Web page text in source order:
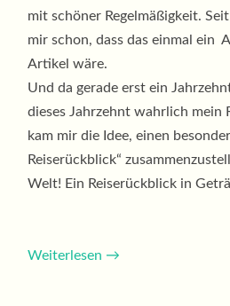
mit schöner Regelmäßigkeit.
mir schon, dass das einmal ein
Artikel wäre.
Und da gerade erst ein
dieses Jahrzehnt wahrlich mein
kam mir die Idee, einen
Reiserückblick“
Welt! Ein Reiserückblick in
Weiterlesen →